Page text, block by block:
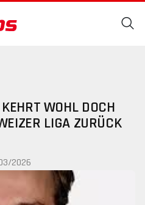
WOHL DOCH
LIGA ZURÜCK
2026